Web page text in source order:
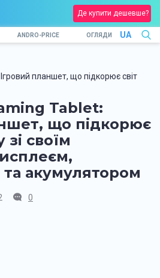
Де купити дешевше?
ANDRO-PRICE ОГЛЯДИ UA
планшет, що підкорює світ
Tablet:
що підкорює
зі своїм
акумулятором
0